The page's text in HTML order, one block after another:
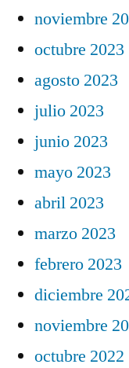
noviembre
octubre 2023
agosto 2023
julio 2023
junio 2023
mayo 2023
abril 2023
marzo 2023
febrero 2023
diciembre
noviembre
octubre 2022